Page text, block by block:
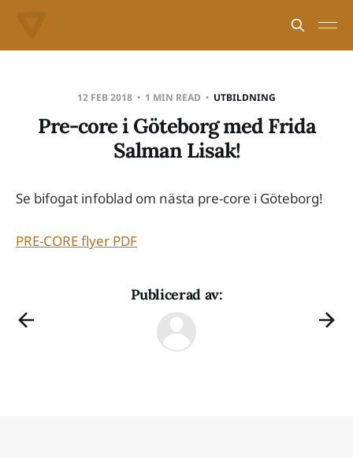
12 FEB 2018 1 MIN READ UTBILDNING
Pre-core i Göteborg med Frida
Salman Lisak!
Se bifogat infoblad om nästa pre-core i Göteborg!
PRE-CORE flyer PDF
Publicerad av: